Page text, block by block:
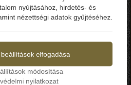
Bruttó ár: 26.990 Ft
mm
RPM9
59-61 HRC
Lock
nyújtásához, hirdetés- és
nézettségi adatok gyűjtéséhez.
elfogadása
módosítása
nyilatkozat